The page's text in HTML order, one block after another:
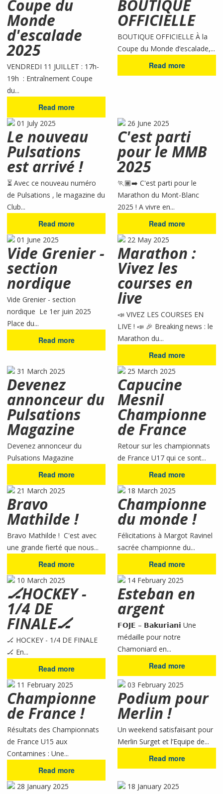
Coupe du
Monde
d'escalade
2025
VENDREDI 11 JUILLET : 17h-
19h : Entraînement Coupe
du...
Read more
BOUTIQUE
OFFICIELLE
BOUTIQUE OFFICIELLE À la
Coupe du Monde d’escalade,...
Read more
01 July 2025
Le nouveau
Pulsations
est arrivé !
⏳ Avec ce nouveau numéro
de Pulsations , le magazine du
Club...
Read more
26 June 2025
C'est parti
pour le MMB
2025
🏃🏾‍➡️ C'est parti pour le
Marathon du Mont-Blanc
2025 ! A vivre en...
Read more
01 June 2025
Vide Grenier -
section
nordique
Vide Grenier - section
nordique Le 1er juin 2025
Place du...
Read more
22 May 2025
Marathon :
Vivez les
courses en
live
📣 VIVEZ LES COURSES EN
LIVE ! 📣 🎉 Breaking news : le
Marathon du...
Read more
31 March 2025
Devenez
annonceur du
Pulsations
Magazine
Devenez annonceur du
Pulsations Magazine
Read more
25 March 2025
Capucine
Mesnil
Championne
de France
Retour sur les championnats
de France U17 qui ce sont...
Read more
21 March 2025
Bravo
Mathilde !
Bravo Mathilde ! C'est avec
une grande fierté que nous...
Read more
18 March 2025
Championne
du monde !
Félicitations à Margot Ravinel
sacrée championne du...
Read more
10 March 2025
🏒HOCKEY -
1/4 DE
FINALE🏒
🏒 HOCKEY - 1/4 DE FINALE
🏒 En...
Read more
14 February 2025
Esteban en
argent
𝗙𝗢𝗝𝗘 – 𝗕𝗮𝗸𝘂𝗿𝗶𝗮𝗻𝗶 Une
médaille pour notre
Chamoniard en...
Read more
11 February 2025
Championne
de France !
Résultats des Championnats
de France U15 aux
Contamines : Une...
Read more
03 February 2025
Podium pour
Merlin !
Un weekend satisfaisant pour
Merlin Surget et l’Equipe de...
Read more
28 January 2025 18 January 2025